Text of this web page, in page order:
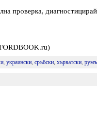
проверка,
, украински, сръбски, хърватски,